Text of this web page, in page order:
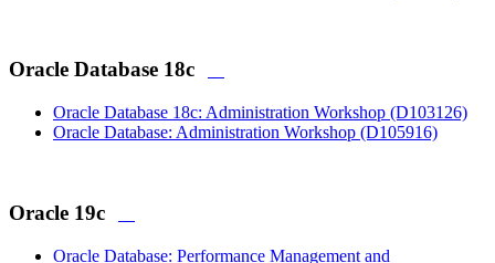
Oracle Database 18c
Oracle Database 18c: Administration Workshop (D103126)
Oracle Database: Administration Workshop (D105916)
Oracle 19c
Oracle Database: Performance Management and